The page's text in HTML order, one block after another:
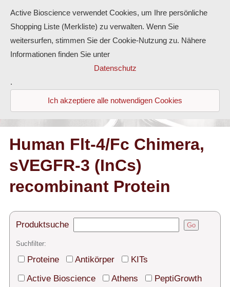
Antikörper
ELISA-Kits
Diaclone Produkte
Home
Produkte
Technischer Support
Versand
Über uns
Human Flt-4/Fc Chimera,
sVEGFR-3 (InCs)
recombinant Protein
Produktsuche Go
Suchfilter:
Proteine Antikörper
KITs
Active Bioscience
Athens
PeptiGrowth
Active Bioscience verwendet Cookies, um Ihre persönliche
Shopping Liste (Merkliste) zu verwalten. Wenn Sie
weitersurfen, stimmen Sie der Cookie-Nutzung zu. Nähere
Informationen finden Sie unter
Datenschutz
.
Ich akzeptiere alle notwendigen Cookies